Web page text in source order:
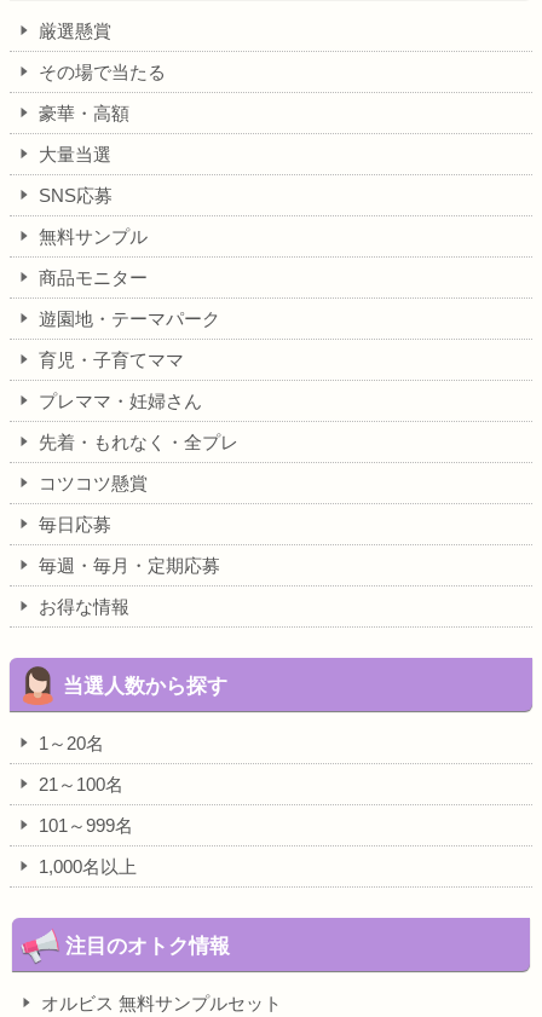
厳選懸賞
その場で当たる
豪華・高額
大量当選
SNS応募
無料サンプル
商品モニター
遊園地・テーマパーク
育児・子育てママ
プレママ・妊婦さん
先着・もれなく・全プレ
コツコツ懸賞
毎日応募
毎週・毎月・定期応募
お得な情報
当選人数から探す
1～20名
21～100名
101～999名
1,000名以上
注目のオトク情報
オルビス 無料サンプルセット